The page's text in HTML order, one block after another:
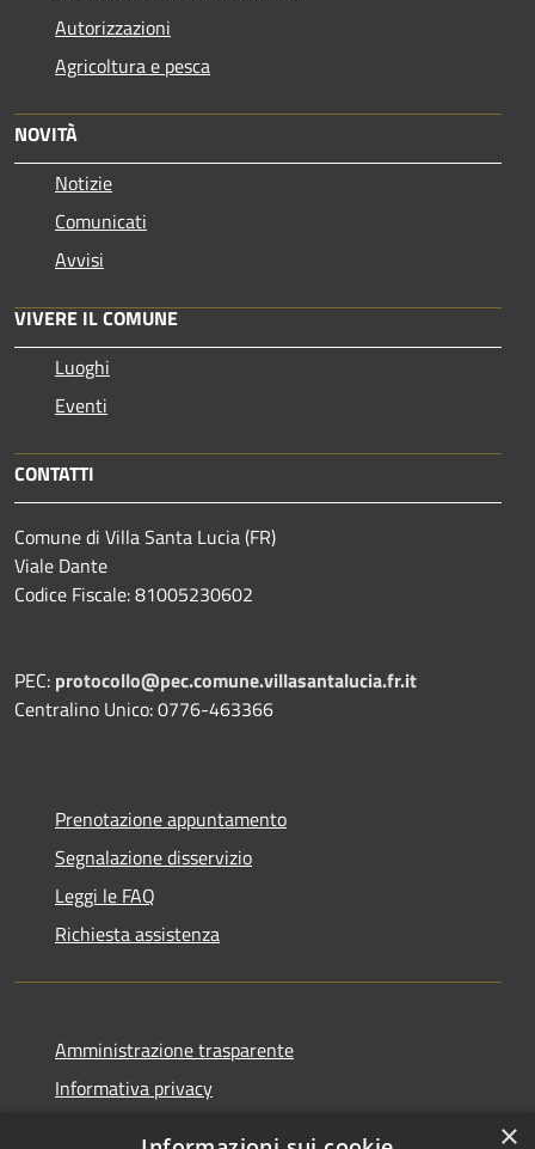
Autorizzazioni
Agricoltura e pesca
NOVITÀ
Notizie
Comunicati
Avvisi
VIVERE IL COMUNE
Luoghi
Eventi
CONTATTI
Comune di Villa Santa Lucia (FR)
Viale Dante
Codice Fiscale: 81005230602
PEC: protocollo@pec.comune.villasantalucia.fr.it
Centralino Unico: 0776-463366
Prenotazione appuntamento
Segnalazione disservizio
Leggi le FAQ
Richiesta assistenza
Amministrazione trasparente
Informativa privacy
×